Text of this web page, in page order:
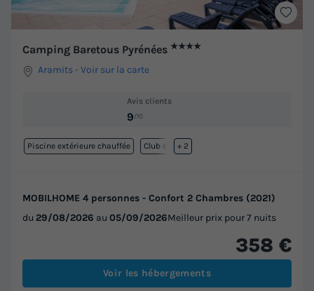
Camping Baretous Pyrénées ★★★★
Aramits -Voir sur la carte
Avis clients
9/10
Piscine extérieure chauffée Club enfant
+ 2
MOBILHOME 4 personnes - Confort 2 Chambres (2021)
du 29/08/2026 au 05/09/2026Meilleur prix pour 7 nuits
358 €
Voir les hébergements